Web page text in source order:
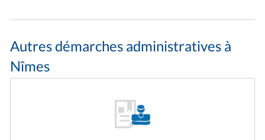
Autres démarches administratives à
Nîmes